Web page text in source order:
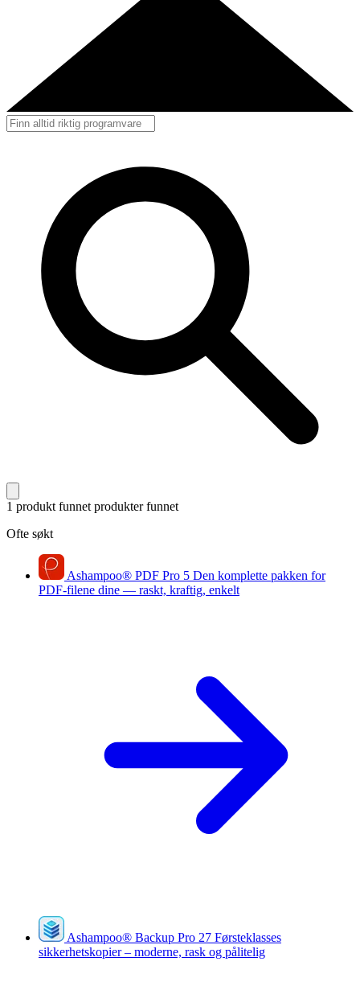
1 produkt funnet produkter funnet
Ofte søkt
Ashampoo® PDF Pro 5 Den komplette pakken for
PDF-filene dine — raskt, kraftig, enkelt
Ashampoo® Backup Pro 27 Førsteklasses
sikkerhetskopier – moderne, rask og pålitelig